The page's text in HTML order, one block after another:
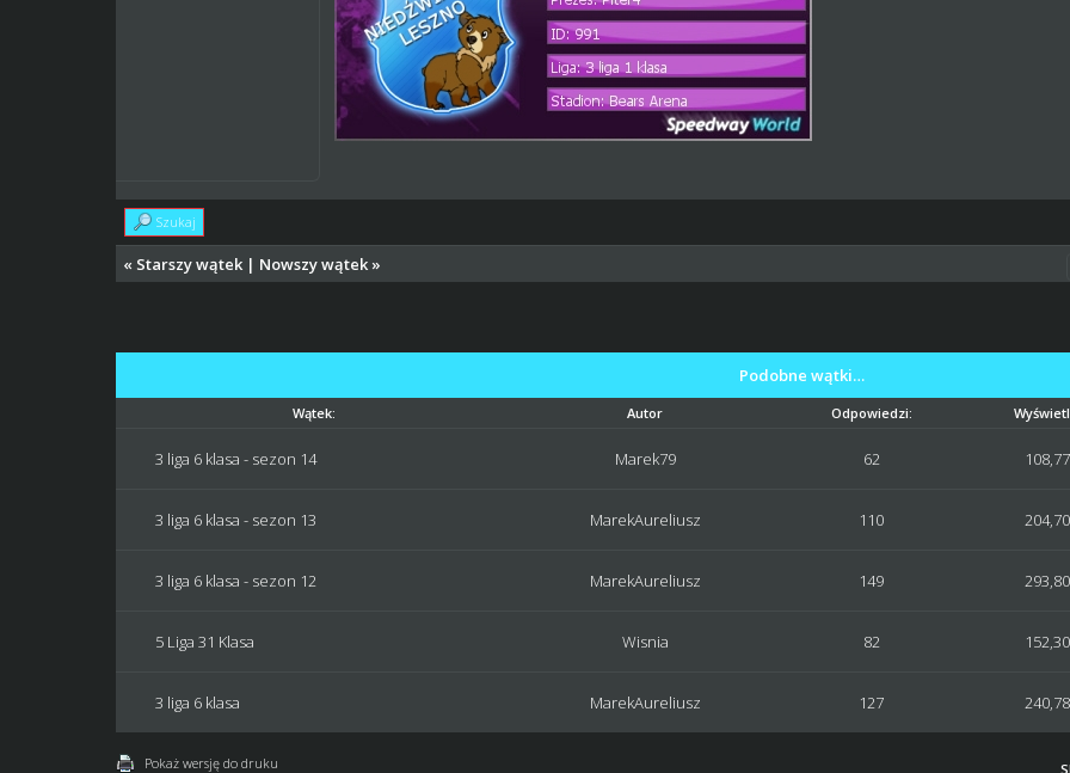
Szukaj
« Starszy wątek | Nowszy wątek »
Podobne wątki…
Wątek: Autor Odpowiedzi:
3 liga 6 klasa - sezon 14 Marek79 62
3 liga 6 klasa - sezon 13 MarekAureliusz 110
3 liga 6 klasa - sezon 12 MarekAureliusz 149
5 Liga 31 Klasa Wisnia 82
3 liga 6 klasa MarekAureliusz 127
Pokaż wersję do druku